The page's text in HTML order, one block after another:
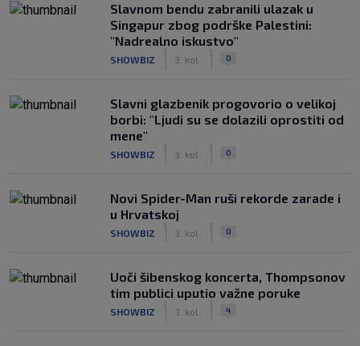
Slavnom bendu zabranili ulazak u
Singapur zbog podrške Palestini:
"Nadrealno iskustvo"
SHOWBIZ 3. kol. 0
Slavni glazbenik progovorio o velikoj
borbi: "Ljudi su se dolazili oprostiti od
mene"
SHOWBIZ 3. kol. 0
Novi Spider-Man ruši rekorde zarade i
u Hrvatskoj
SHOWBIZ 3. kol. 0
Uoči šibenskog koncerta, Thompsonov
tim publici uputio važne poruke
SHOWBIZ 3. kol. 4